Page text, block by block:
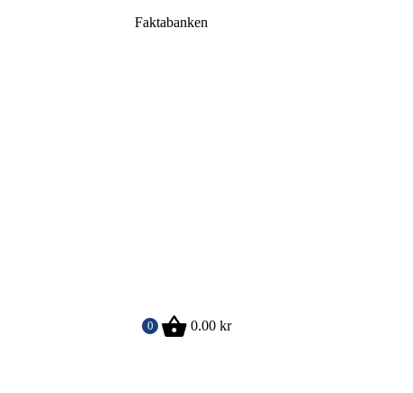
Faktabanken
0 0.00kr